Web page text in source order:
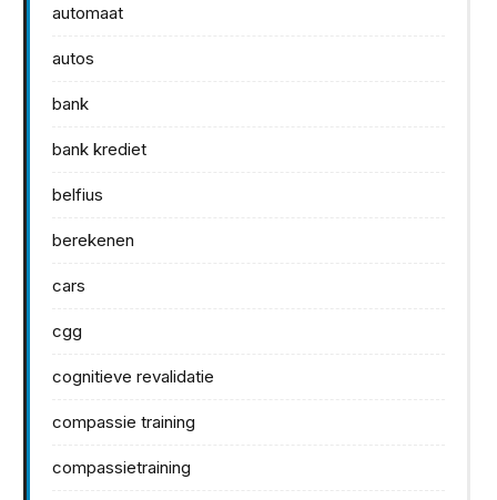
automaat
autos
bank
bank krediet
belfius
berekenen
cars
cgg
cognitieve revalidatie
compassie training
compassietraining